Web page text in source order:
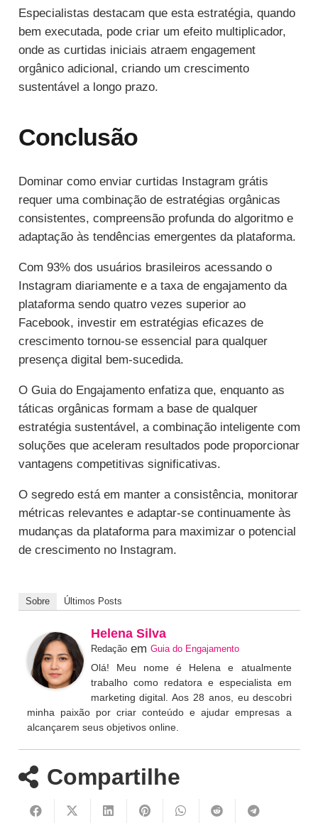
Especialistas destacam que esta estratégia, quando
bem executada, pode criar um efeito multiplicador,
onde as curtidas iniciais atraem engagement
orgânico adicional, criando um crescimento
sustentável a longo prazo.
Conclusão
Dominar como enviar curtidas Instagram grátis
requer uma combinação de estratégias orgânicas
consistentes, compreensão profunda do algoritmo e
adaptação às tendências emergentes da plataforma.
Com 93% dos usuários brasileiros acessando o
Instagram diariamente e a taxa de engajamento da
plataforma sendo quatro vezes superior ao
Facebook, investir em estratégias eficazes de
crescimento tornou-se essencial para qualquer
presença digital bem-sucedida.
O Guia do Engajamento enfatiza que, enquanto as
táticas orgânicas formam a base de qualquer
estratégia sustentável, a combinação inteligente com
soluções que aceleram resultados pode proporcionar
vantagens competitivas significativas.
O segredo está em manter a consistência, monitorar
métricas relevantes e adaptar-se continuamente às
mudanças da plataforma para maximizar o potencial
de crescimento no Instagram.
Sobre Últimos Posts
Helena Silva
Redaçãoem Guia do Engajamento
Olá! Meu nome é Helena e atualmente
trabalho como redatora e especialista em
marketing digital. Aos 28 anos, eu descobri
minha paixão por criar conteúdo e ajudar empresas a
alcançarem seus objetivos online.
Compartilhe